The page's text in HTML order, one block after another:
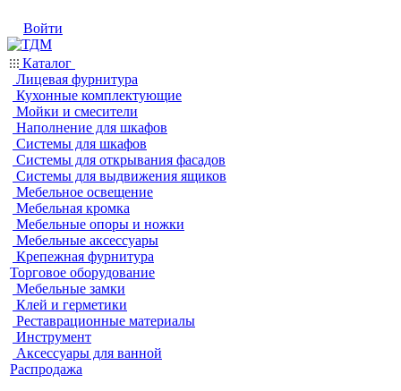
Войти
Каталог
Лицевая фурнитура
Кухонные комплектующие
Мойки и смесители
Наполнение для шкафов
Системы для шкафов
Системы для открывания фасадов
Системы для выдвижения ящиков
Мебельное освещение
Мебельная кромка
Мебельные опоры и ножки
Мебельные аксессуары
Крепежная фурнитура
Торговое оборудование
Мебельные замки
Клей и герметики
Реставрационные материалы
Инструмент
Аксессуары для ванной
Распродажа